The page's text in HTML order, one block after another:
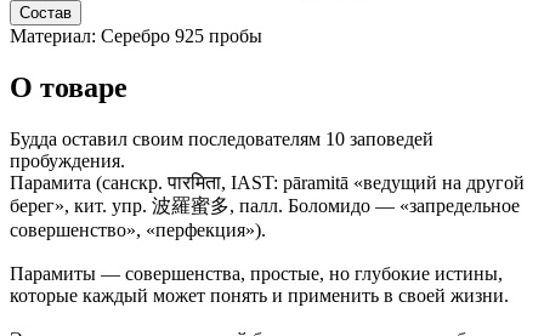
Состав
Материал: Серебро 925 пробы
О товаре
Будда оставил своим последователям 10 заповедей
пробуждения.
Парамита (санскр. पारमिता, IAST: pāramitā «ведущий на другой
берег», кит. упр. 波羅蜜多, палл. Боломидо — «запредельное
совершенство», «перфекция»).
Парамиты — совершенства, простые, но глубокие истины,
которые каждый может понять и применить в своей жизни.